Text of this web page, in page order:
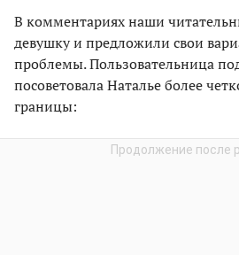
В комментариях наши
девушку и предложили свои
проблемы. Пользовательница
посоветовала Наталье более
границы: